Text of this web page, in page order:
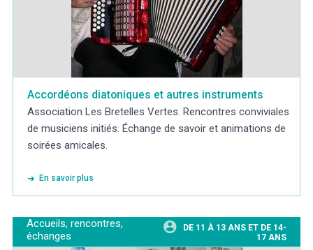
Accordéons diatoniques et autres instruments
Association Les Bretelles Vertes. Rencontres conviviales
de musiciens initiés. Échange de savoir et animations de
soirées amicales.
En savoir plus
Accueils, rencontres,
échanges
DE 11 À 13 ANS ET DE 14-
17 ANS